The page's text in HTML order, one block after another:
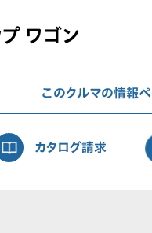
プ ワゴン
このクルマの情報
カタログ請求